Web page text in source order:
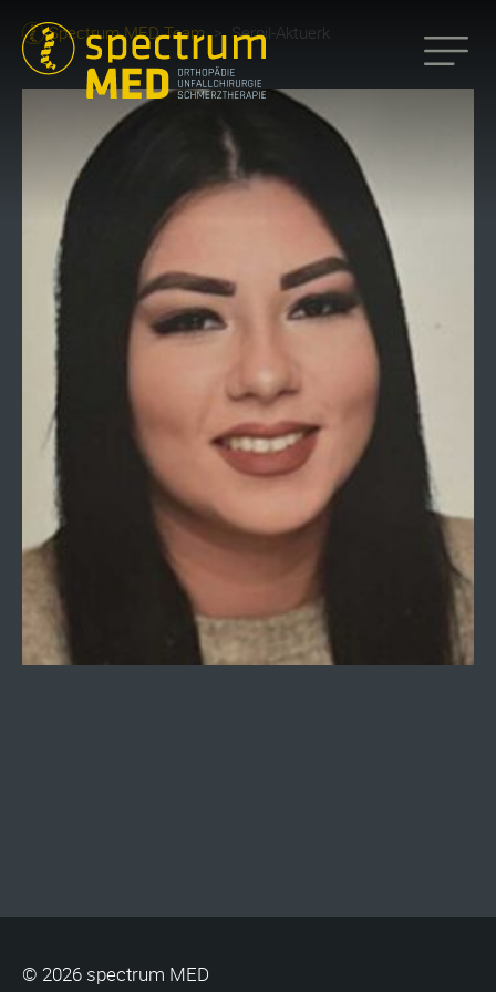
Spectrum MED Team> Serpil-Aktuerk
© 2026 spectrum MED